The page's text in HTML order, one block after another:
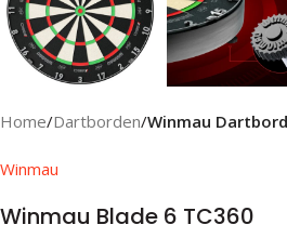
Home Dartborden Winmau
Winmau
Winmau Blade 6 TC360